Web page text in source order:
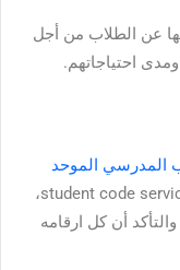
عن الطلاب من أجل
احتياجاتهم.
المدرسي الموحد
والضغط على حساب الطالب، ثم على student code services،
أن كل ارقامه